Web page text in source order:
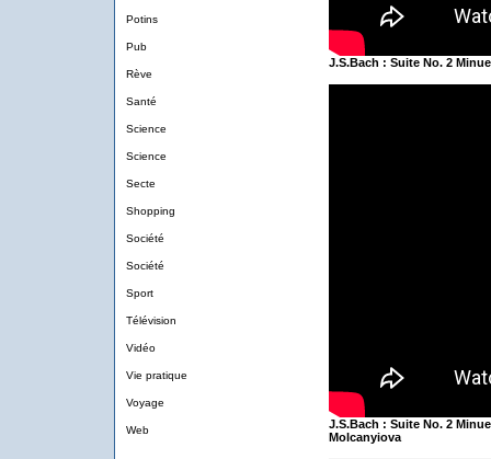
Potins
Pub
Rève
Santé
Science
Science
Secte
Shopping
Société
Société
Sport
Télévision
Vidéo
Vie pratique
Voyage
Web
J.S.Bach : Suite No. 2
J.S.Bach : Suite No. 2
Molcanyiova